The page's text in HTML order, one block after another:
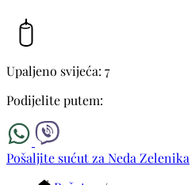
Upaljeno svijeća: 7
Podijelite putem:
Pošaljite sućut za Neda Zelenika